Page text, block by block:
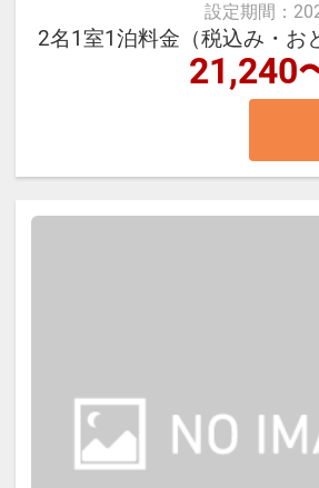
┏┏┏ 周辺観光
・玉簾の滝（徒歩約3分
箱根湯本温泉で、季節
■営業時間：7:00～
8:30）
【大浴場・展望露天風
箱根の自然に囲まれ
中で、温泉旅館なら
としたひとときをお
料理長が一品一品丁
節替わりの献立をお楽
設定期間 ：
2名1室1泊料金（税込み・お
21,240